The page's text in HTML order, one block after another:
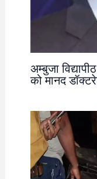
अम्बुजा
को मानद